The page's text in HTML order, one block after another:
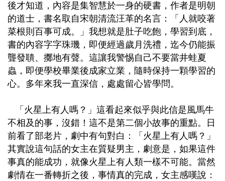
後才知道，內容是集智慧於一身的硬書，作者是明朝
的道士，書名取自宋朝清流汪革的名言：「人就咬著
菜根則百事可成。」我想就是肚子吃飽，學習到底，
書的內容字字珠璣，即便經過歲月洗禮，迄今仍能振
聾發聵、擲地有聲。這讓我警惕自己不要當井蛙夏
蟲，即便學校畢業後成家立業，隨時保持一顆學習的
心。多年來我一直深信，處處留心皆學問。
「火星上有人嗎？」這看起來似乎與此信是風馬牛
不相及的事，沒錯！這不是第二個小故事的重點。日
前看了部老片，劇中有句對白：「火星上有人嗎？」
其實說這句話的女主在質疑男主，劇意是，如果這件
事真的能成功，就像火星上有人類一樣不可能。當然
劇情在一番轉折之後，事情真的完成，女主感嘆說：